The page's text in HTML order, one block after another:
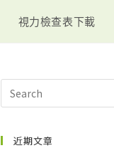
視力檢查表下載
近期文章